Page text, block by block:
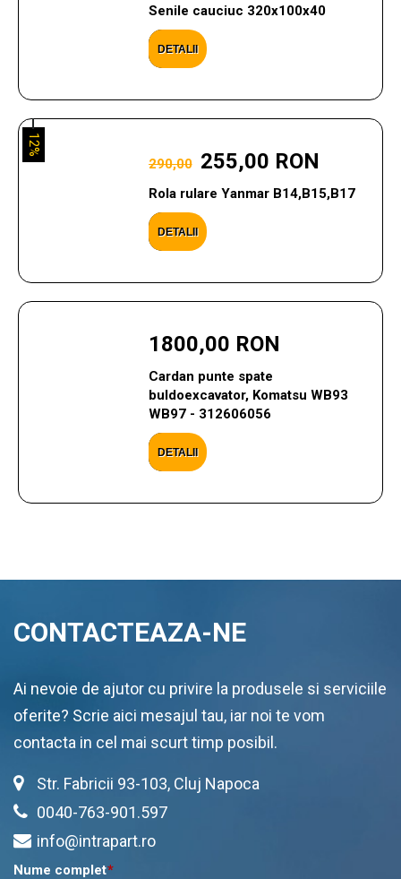
Senile cauciuc 320x100x40
DETALII
290,00 255,00 RON
Rola rulare Yanmar B14,B15,B17
DETALII
12%
1800,00 RON
Cardan punte spate
buldoexcavator, Komatsu WB93
WB97 - 312606056
DETALII
CONTACTEAZA-NE
Ai nevoie de ajutor cu privire la produsele si serviciile
oferite? Scrie aici mesajul tau, iar noi te vom
contacta in cel mai scurt timp posibil.
Str. Fabricii 93-103, Cluj Napoca
0040-763-901.597
info@intrapart.ro
*
Nume complet